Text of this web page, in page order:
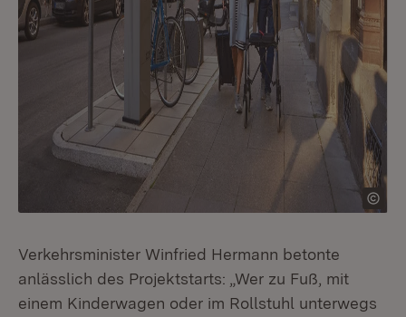
Verkehrsminister Winfried Hermann betonte
anlässlich des Projektstarts: „Wer zu Fuß, mit
einem Kinderwagen oder im Rollstuhl unterwegs